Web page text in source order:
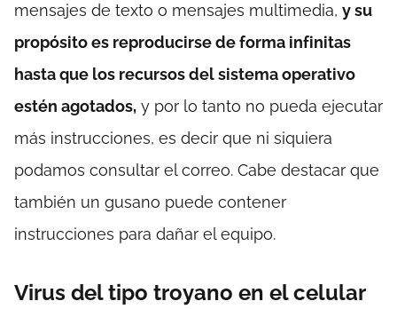
mensajes de texto o mensajes multimedia, y su
propósito es reproducirse de forma infinitas
hasta que los recursos del sistema operativo
estén agotados, y por lo tanto no pueda ejecutar
más instrucciones, es decir que ni siquiera
podamos consultar el correo. Cabe destacar que
también un gusano puede contener
instrucciones para dañar el equipo.
Virus del tipo troyano en el celular